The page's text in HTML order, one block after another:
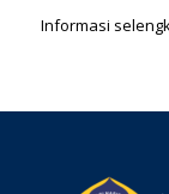
Informasi